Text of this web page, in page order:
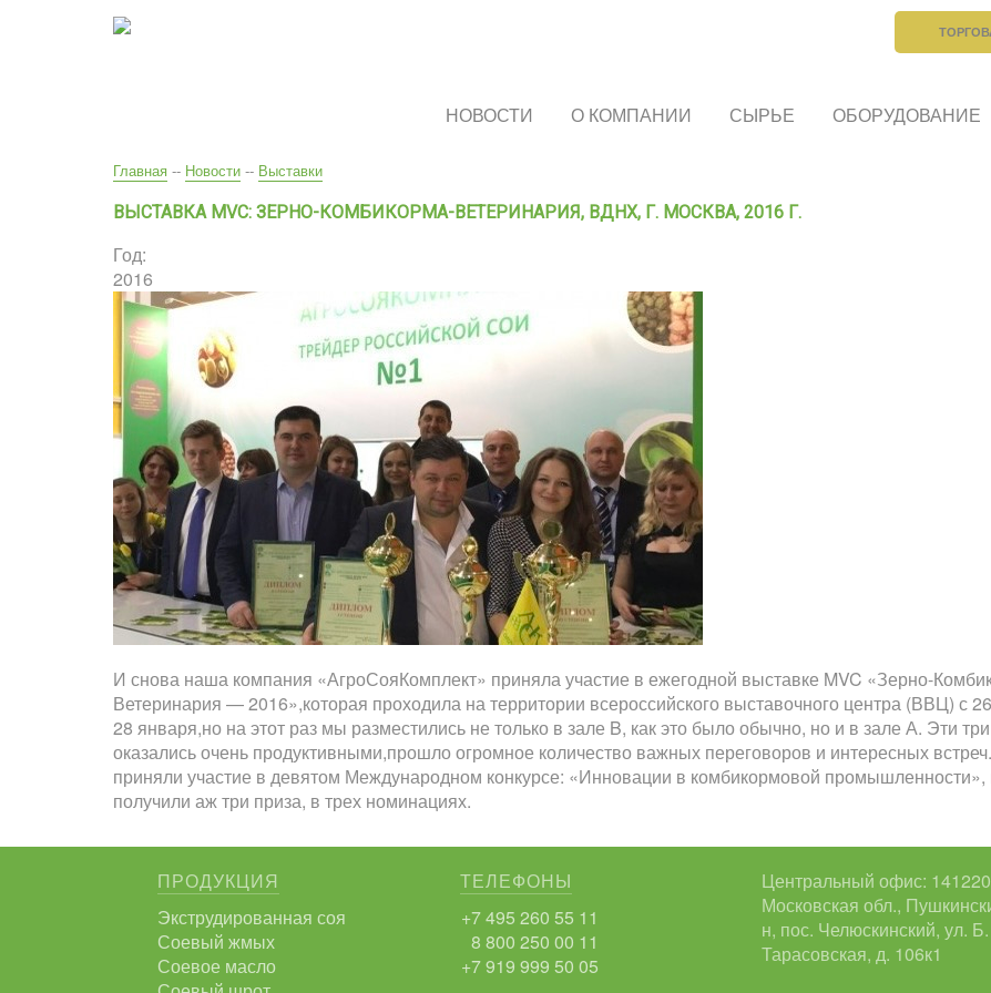
НОВОСТИ О КОМПАНИИ СЫРЬЕ ОБОРУДОВАНИЕ
Вы
здесь
Главная -- Новости -- Выставки
ВЫСТАВКА MVC: ЗЕРНО-КОМБИКОРМА-ВЕТЕРИНАРИЯ, ВДНХ, Г. МОСКВА, 2016 Г.
Год:
2016
И снова наша компания «АгроСояКомплект» приняла участие в ежегодной выставке MVC «Зерно-
Ветеринария — 2016»,которая проходила на территории всероссийского выставочного центра (ВВЦ) с
28 января,но на этот раз мы разместились не только в зале B, как это было обычно, но и в зале А. Эти
оказались очень продуктивными,прошло огромное количество важных переговоров и интересных
приняли участие в девятом Международном конкурсе: «Инновации в комбикормовой промышленности»,
получили аж три приза, в трех номинациях.
ПРОДУКЦИЯ
Экструдированная соя
Соевый жмых
Соевое масло
ТЕЛЕФОНЫ
+7 495 260 55 11
8 800 250 00 11
+7 919 999 50 05
Центральный офис:
Московская обл.,
н, пос. Челюскинский, ул. Б.
Тарасовская, д. 106к1